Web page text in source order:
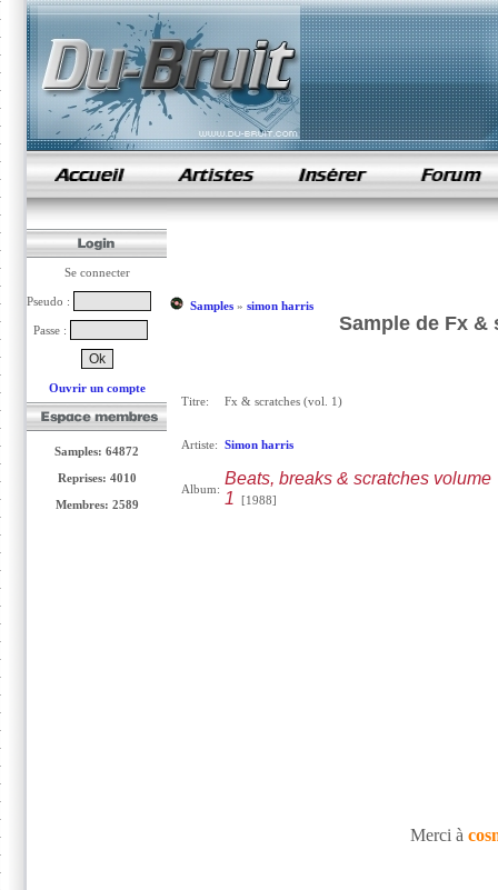
samples de rap
Se connecter
Pseudo :
Passe :
Ouvrir un compte
Samples: 64872
Reprises: 4010
Membres: 2589
Samples» simon harris
Sample de Fx &
Titre: Fx & scratches (vol. 1)
Artiste: Simon harris
Album:
Beats, breaks & scratches volume
1 [1988]
Merci à